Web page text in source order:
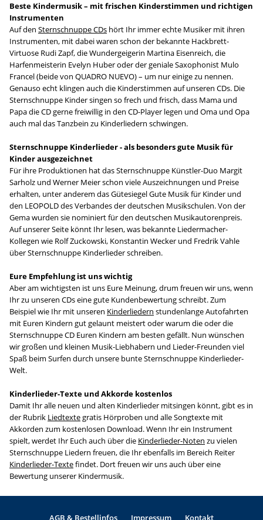
Beste Kindermusik – mit frischen Kinderstimmen und richtigen
Instrumenten
Auf den Sternschnuppe CDs hört Ihr immer echte Musiker mit ihren
Instrumenten, mit dabei waren schon der bekannte Hackbrett-
Virtuose Rudi Zapf, die Wundergeigerin Martina Eisenreich, die
Harfenmeisterin Evelyn Huber oder der geniale Saxophonist Mulo
Francel (beide von QUADRO NUEVO) – um nur einige zu nennen.
Genauso echt klingen auch die Kinderstimmen auf unseren CDs. Die
Sternschnuppe Kinder singen so frech und frisch, dass Mama und
Papa die CD gerne freiwillig in den CD-Player legen und Oma und Opa
auch mal das Tanzbein zu Kinderliedern schwingen.
Sternschnuppe Kinderlieder - als besonders gute Musik für
Kinder ausgezeichnet
Für ihre Produktionen hat das Sternschnuppe Künstler-Duo Margit
Sarholz und Werner Meier schon viele Auszeichnungen und Preise
erhalten, unter anderem das Gütesiegel Gute Musik für Kinder und
den LEOPOLD des Verbandes der deutschen Musikschulen. Von der
Gema wurden sie nominiert für den deutschen Musikautorenpreis.
Auf unserer Seite könnt Ihr lesen, was bekannte Liedermacher-
Kollegen wie Rolf Zuckowski, Konstantin Wecker und Fredrik Vahle
über Sternschnuppe Kinderlieder schreiben.
Eure Empfehlung ist uns wichtig
Aber am wichtigsten ist uns Eure Meinung, drum freuen wir uns, wenn
Ihr zu unseren CDs eine gute Kundenbewertung schreibt. Zum
Beispiel wie Ihr mit unseren Kinderliedern stundenlange Autofahrten
mit Euren Kindern gut gelaunt meistert oder warum die oder die
Sternschnuppe CD Euren Kindern am besten gefällt. Nun wünschen
wir großen und kleinen Musik-Liebhabern und Lieder-Freunden viel
Spaß beim Surfen durch unsere bunte Sternschnuppe Kinderlieder-
Welt.
Kinderlieder-Texte und Akkorde kostenlos
Damit Ihr alle neuen und alten Kinderlieder mitsingen könnt, gibt es in
der Rubrik Liedtextegratis Hörproben und alle Songtexte mit
Akkorden zum kostenlosen Download. Wenn Ihr ein Instrument
spielt, werdet Ihr Euch auch über die Kinderlieder-Noten zu vielen
Sternschnuppe Liedern freuen, die Ihr ebenfalls im Bereich Reiter
Kinderlieder-Textefindet. Dort freuen wir uns auch über eine
Bewertung unserer Kindermusik.
AGB & Bestellinfos Impressum Kontakt